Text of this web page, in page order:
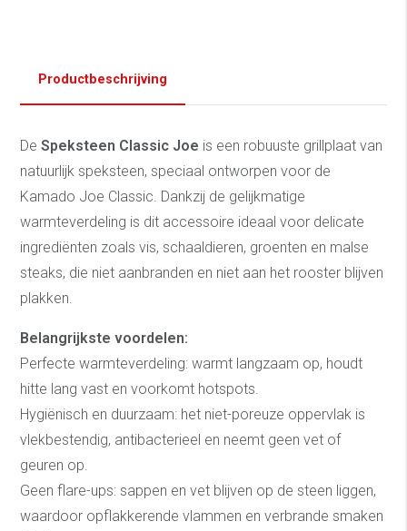
Productbeschrijving
DeSpeksteen Classic Joe is een robuuste grillplaat van
natuurlijk speksteen, speciaal ontworpen voor de
Kamado Joe Classic. Dankzij de gelijkmatige
warmteverdeling is dit accessoire ideaal voor delicate
ingrediënten zoals vis, schaaldieren, groenten en malse
steaks, die niet aanbranden en niet aan het rooster blijven
plakken.
Belangrijkste voordelen:
Perfecte warmteverdeling: warmt langzaam op, houdt
hitte lang vast en voorkomt hotspots.
Hygiënisch en duurzaam: het niet-poreuze oppervlak is
vlekbestendig, antibacterieel en neemt geen vet of
geuren op.
Geen flare-ups: sappen en vet blijven op de steen liggen,
waardoor opflakkerende vlammen en verbrande smaken